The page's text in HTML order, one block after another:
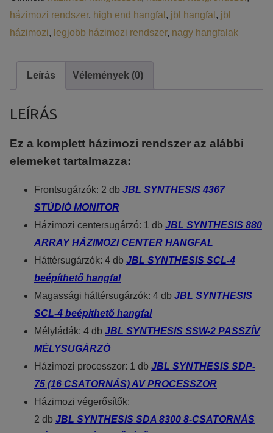
házimozi rendszer, high end hangfal , jbl hangfal , jbl
házimozi, legjobb házimozi rendszer, nagy hangfalak
Leírás Vélemények (0)
LEÍRÁS
Ez a komplett házimozi rendszer az alábbi
elemeket tartalmazza:
Frontsugárzók: 2 db JBL SYNTHESIS 4367
STÚDIÓ MONITOR
Házimozi centersugárzó: 1 db JBL SYNTHESIS 880
ARRAY HÁZIMOZI CENTER HANGFAL
Háttérsugárzók: 4 db JBL SYNTHESIS SCL-4
beépíthető hangfal
Magassági háttérsugárzók: 4 db JBL SYNTHESIS
SCL-4 beépíthető hangfal
Mélyládák: 4 db JBL SYNTHESIS SSW-2 PASSZÍV
MÉLYSUGÁRZÓ
Házimozi processzor: 1 db JBL SYNTHESIS SDP-
75 (16 CSATORNÁS) AV PROCESSZOR
Házimozi végerősítők:
2 db JBL SYNTHESIS SDA 8300 8-CSATORNÁS
Azért települnek ezek a sütik, hogy a felhasználót számára